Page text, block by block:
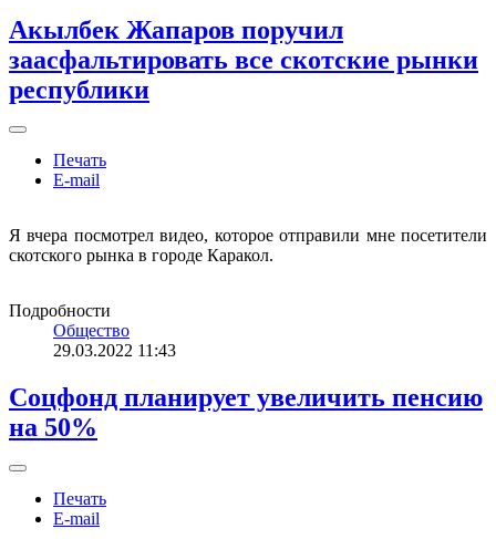
Акылбек Жапаров поручил
заасфальтировать все скотские рынки
республики
Печать
E-mail
Я вчера посмотрел видео, которое отправили мне посетители
скотского рынка в городе Каракол.
Подробности
Общество
29.03.2022 11:43
Соцфонд планирует увеличить пенсию
на 50%
Печать
E-mail